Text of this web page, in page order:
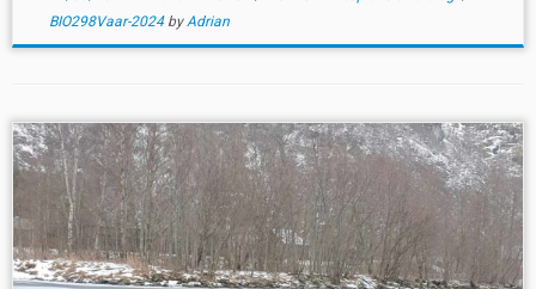
BIO298Vaar-2024 byAdrian